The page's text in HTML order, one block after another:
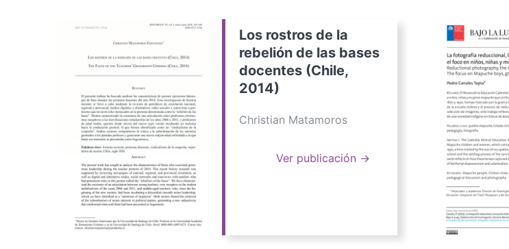
Los rostros de la
rebelión de las bases
docentes (Chile,
2014)
Christian Matamoros
Ver publicación →